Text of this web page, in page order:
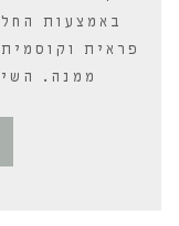
באמצעות
פראית
ממנה.